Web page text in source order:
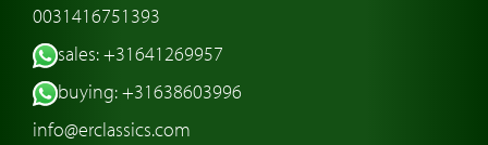
0031416751393
sales: +31641269957
buying: +31638603996
info@erclassics.com